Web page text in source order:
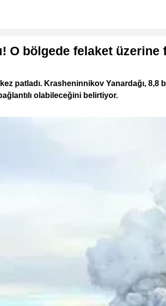
O bölgede felaket üzerine
patladı. Krasheninnikov Yanardağı,
olabileceğini belirtiyor.